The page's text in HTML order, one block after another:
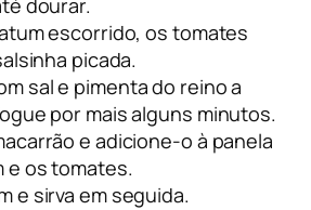
dourar.
escorrido, os tomates
picada.
sal e pimenta do reino a
por mais alguns minutos.
e adicione-o à panela
e os tomates.
e sirva em seguida.